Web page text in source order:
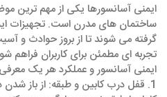
ایمنی آسانسورها یکی از مهم‌ ترین
ساختمان‌ های مدرن است. تجهیزات
گرفته می‌ شوند تا از بروز حوادث و
تجربه‌ ای مطمئن برای کاربران فراهم
ایمنی آسانسور و عملکرد هر یک
1. قفل درب کابین و طبقه: از باز شدن